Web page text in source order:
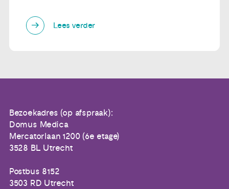
Lees verder
Bezoekadres (op afspraak):
Domus Medica
Mercatorlaan 1200 (6e etage)
3528 BL Utrecht
Postbus 8152
3503 RD Utrecht